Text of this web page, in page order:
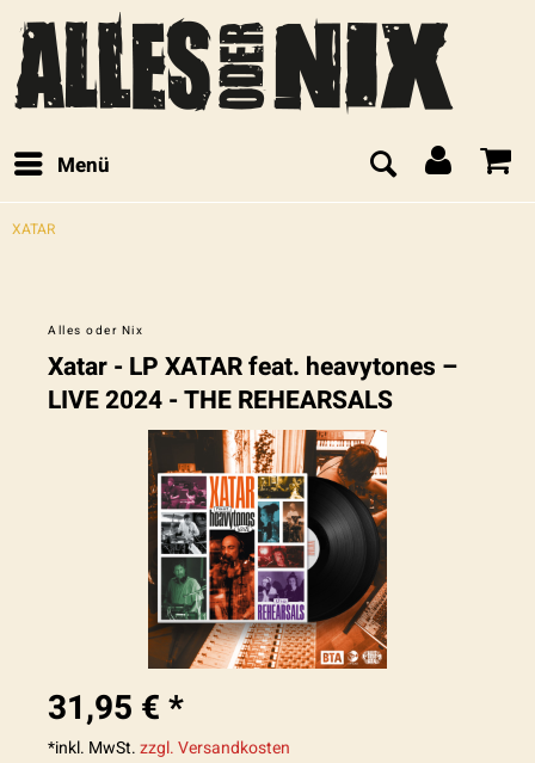
Menü
XATAR
Alles oder Nix
Xatar - LP XATAR feat. heavytones –
LIVE 2024 - THE REHEARSALS
31,95 € *
*inkl. MwSt.zzgl. Versandkosten